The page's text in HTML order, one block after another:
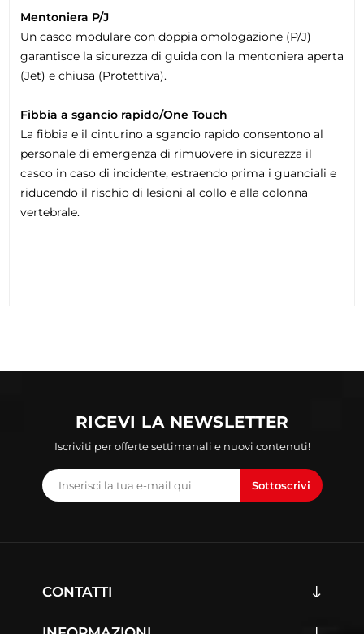
Mentoniera P/J
Un casco modulare con doppia omologazione (P/J)
garantisce la sicurezza di guida con la mentoniera aperta
(Jet) e chiusa (Protettiva).
Fibbia a sgancio rapido/One Touch
La fibbia e il cinturino a sgancio rapido consentono al
personale di emergenza di rimuovere in sicurezza il
casco in caso di incidente, estraendo prima i guanciali e
riducendo il rischio di lesioni al collo e alla colonna
vertebrale.
RICEVI LA NEWSLETTER
Iscriviti per offerte settimanali e nuovi contenuti!
Sottoscrivi
CONTATTI